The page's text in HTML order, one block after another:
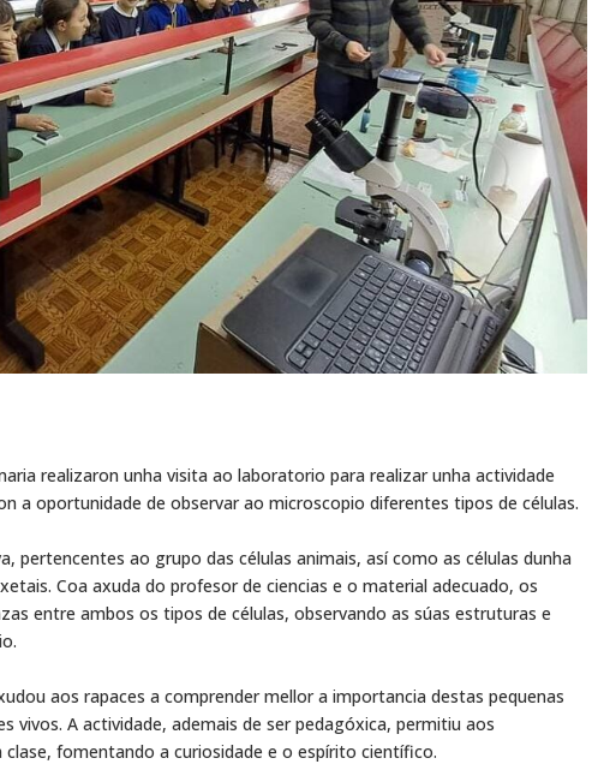
realizaron unha visita ao laboratorio para realizar unha actividade
a oportunidade de observar ao microscopio diferentes tipos de células.
pertencentes ao grupo das células animais, así como as células dunha
Coa axuda do profesor de ciencias e o material adecuado, os
entre ambos os tipos de células, observando as súas estruturas e
aos rapaces a comprender mellor a importancia destas pequenas
A actividade, ademais de ser pedagóxica, permitiu aos
fomentando a curiosidade e o espírito científico.